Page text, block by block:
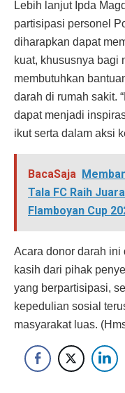
Lebih lanjut Ipda
partisipasi personel
diharapkan dapat
kuat, khususnya bagi
membutuhkan
darah di rumah sakit.
dapat menjadi
ikut serta dalam aksi
BacaSaja
Tala FC Raih
Flamboyan Cup
Acara donor darah ini
kasih dari pihak
yang berpartisipasi,
kepedulian sosial
masyarakat luas.